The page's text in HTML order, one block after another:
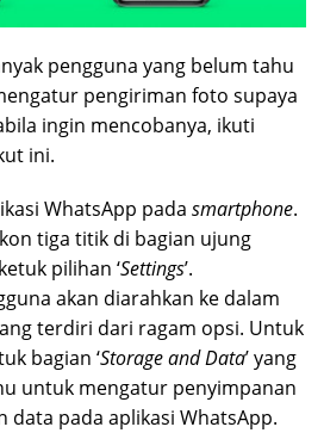
pengguna yang belum tahu
pengiriman foto supaya
ingin mencobanya, ikuti
ini.
WhatsApp pada smartphone.
tiga titik di bagian ujung
pilihan ‘Settings’.
akan diarahkan ke dalam
terdiri dari ragam opsi. Untuk
bagian ‘Storage and Data’ yang
untuk mengatur penyimpanan
data pada aplikasi WhatsApp.